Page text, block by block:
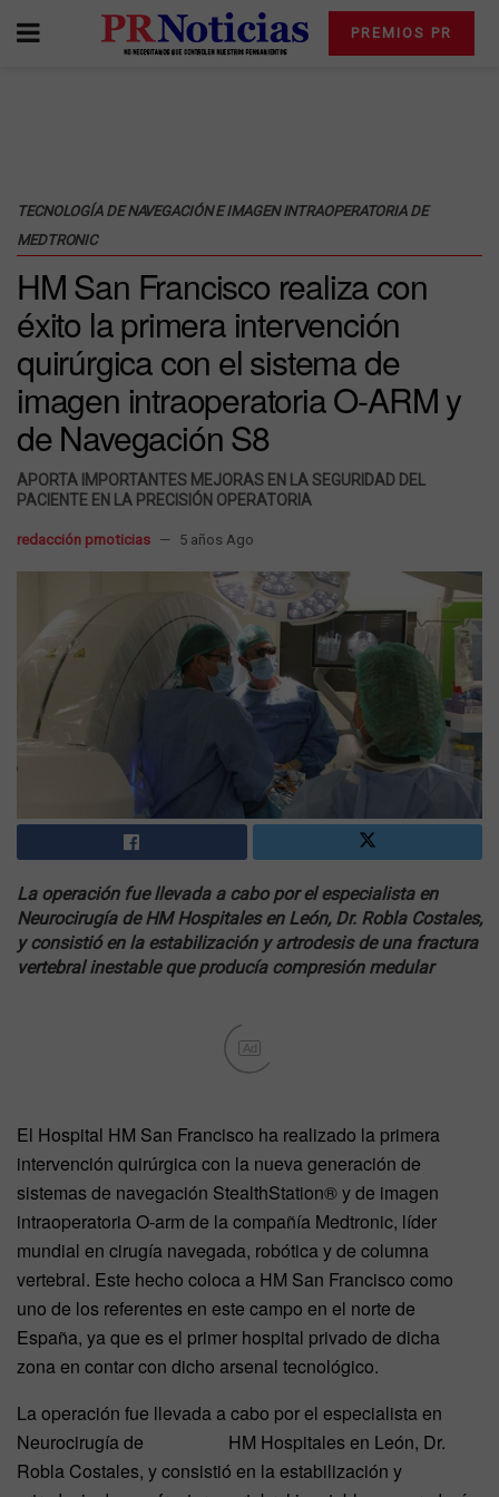
PREMIOS PR
TECNOLOGÍA DE NAVEGACIÓN E IMAGEN INTRAOPERATORIA DE
MEDTRONIC
HM San Francisco realiza con
éxito la primera intervención
quirúrgica con el sistema de
imagen intraoperatoria O-ARM y
de Navegación S8
APORTA IMPORTANTES MEJORAS EN LA SEGURIDAD DEL
PACIENTE EN LA PRECISIÓN OPERATORIA
redacción prnoticias 5 años Ago
La operación fue llevada a cabo por el especialista en
Neurocirugía de HM Hospitales en León, Dr. Robla Costales,
y consistió en la estabilización y artrodesis de una fractura
vertebral inestable que producía compresión medular
Ad
El Hospital HM San Francisco ha realizado la primera
intervención quirúrgica con la nueva generación de
sistemas de navegación StealthStation® y de imagen
intraoperatoria O-arm de la compañía Medtronic, líder
mundial en cirugía navegada, robótica y de columna
vertebral. Este hecho coloca a HM San Francisco como
uno de los referentes en este campo en el norte de
España, ya que es el primer hospital privado de dicha
zona en contar con dicho arsenal tecnológico.
La operación fue llevada a cabo por el especialista en
Neurocirugía de HM Hospitales en León, Dr.
Robla Costales, y consistió en la estabilización y